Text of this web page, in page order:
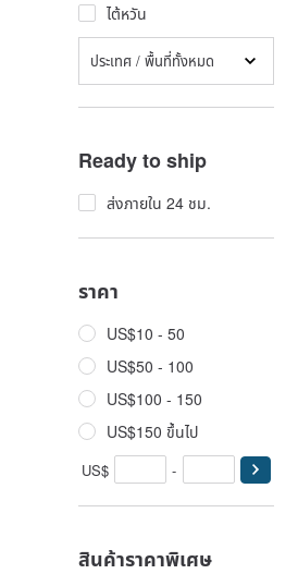
ไต้หวัน
ประเทศ / พื้นที่ทั้งหมด
Ready to ship
ส่งภายใน 24 ชม.
ราคา
US$10 - 50
US$50 - 100
US$100 - 150
US$150 ขึ้นไป
US$ -
สินค้าราคาพิเศษ